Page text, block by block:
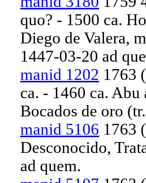
quo? - 1500 ca.
Diego de Valera,
1447-03-20 ad
manid 1202 1763
ca. - 1460 ca.
Bocados de oro
manid 5106 1763
Desconocido,
ad quem.